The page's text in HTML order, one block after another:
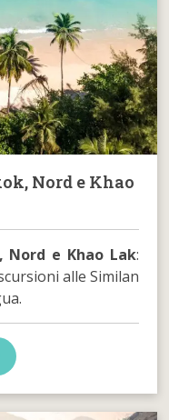
Nord e Khao
Nord e Khao Lak:
alle Similan